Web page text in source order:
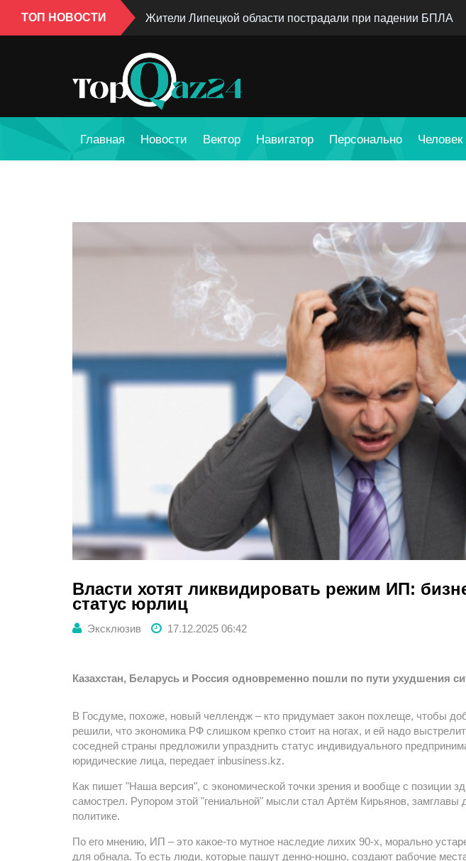
ТОП НОВОСТИ Жители Липецкой области пострадали при падении БПЛА
Главная Новости Вектор Навигатор Персонально Человек
Власти хотят ликвидировать режим ИП:
статус юрлиц
Эксклюзив 17.12.2025 06:42
Казахстан, Беларусь и Россия одновременно пошли по пути ухудшения
В Госдуме, похоже, новый челлендж – кто придумает закон похлеще, чтобы
решили, что экономика РФ слишком крепко стоит на ногах, и ей надо
соседней страны предложили упразднить статус индивидуального
юридические лица, передает inbusiness.kz.
Как пишет "Наша версия", с экономической точки зрения и вообще с позиции
самострел. Рупором этой "гениальной" мысли стал Артём Кирьянов, замглавы
политике.
По его мнению, ИП – это какое-то мутное наследие лихих 90-х, морально
для обнала. То есть люди, которые пашут денно-ношно, создают рабочие